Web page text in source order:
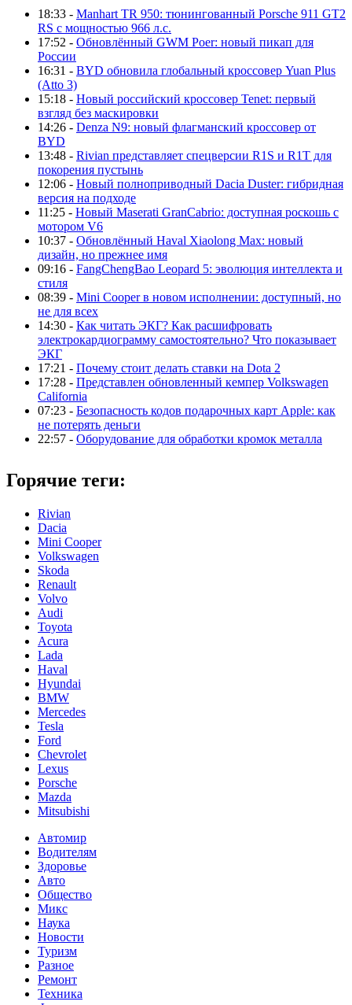
18:33 - Manhart TR 950: тюнингованный Porsche 911 GT2
RS с мощностью 966 л.с.
17:52 - Обновлённый GWM Poer: новый пикап для
России
16:31 - BYD обновила глобальный кроссовер Yuan Plus
(Atto 3)
15:18 - Новый российский кроссовер Tenet: первый
взгляд без маскировки
14:26 - Denza N9: новый флагманский кроссовер от
BYD
13:48 - Rivian представляет спецверсии R1S и R1T для
покорения пустынь
12:06 - Новый полноприводный Dacia Duster: гибридная
версия на подходе
11:25 - Новый Maserati GranCabrio: доступная роскошь с
мотором V6
10:37 - Обновлённый Haval Xiaolong Max: новый
дизайн, но прежнее имя
09:16 - FangChengBao Leopard 5: эволюция интеллекта и
стиля
08:39 - Mini Cooper в новом исполнении: доступный, но
не для всех
14:30 - Как читать ЭКГ? Как расшифровать
электрокардиограмму самостоятельно? Что показывает
ЭКГ
17:21 - Почему стоит делать ставки на Dota 2
17:28 - Представлен обновленный кемпер Volkswagen
California
07:23 - Безопасность кодов подарочных карт Apple: как
не потерять деньги
22:57 - Оборудование для обработки кромок металла
Горячие теги:
Rivian
Dacia
Mini Cooper
Volkswagen
Skoda
Renault
Volvo
Audi
Toyota
Acura
Lada
Haval
Hyundai
BMW
Mercedes
Tesla
Ford
Chevrolet
Lexus
Porsche
Mazda
Mitsubishi
Автомир
Водителям
Здоровье
Авто
Общество
Микс
Наука
Новости
Туризм
Разное
Ремонт
Техника